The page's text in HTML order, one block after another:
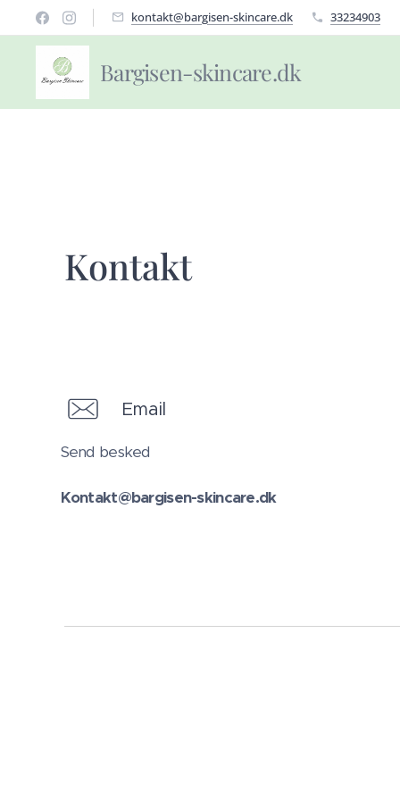
kontakt@bargisen-skincare.dk 33234903
Bargisen-skincare.dk
Kontakt
Email
Send besked
Kontakt@bargisen-skincare.dk